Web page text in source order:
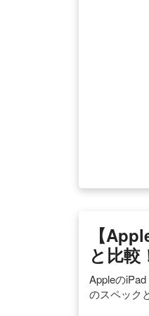
【
と比較
Appleの
のスペック